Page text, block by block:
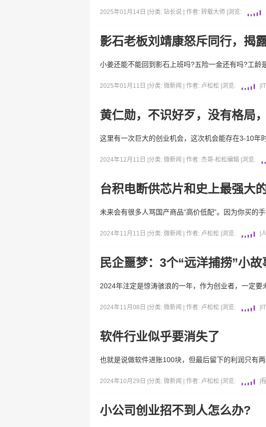
2025年01月14日 | 分类: 站长说 | 作者: 转载大师 浏览:
影石老板刘靖康怒斥同行，揭
小姜还能不能回到影石上班吗?五险一金还有吗?工龄
2025年01月11日 | 分类: 微新闻 | 作者: 卢松松 浏览:
黄仁勋，不识好歹，没有格局
这里有一次巨大的创业机会，这次机会能存在3-10年
2024年12月11日 | 分类: 微新闻 | 作者: 杰哥-松松编辑 浏览:
台积电断供芯片和史上最强大
未来会有很多人骂国产商品“高价低配”。因为你买的
2024年11月11日 | 分类: 微新闻 | 作者: 卢松松 浏览:
民企噩梦：3个“远洋捕捞”小故
2024年注定是惊涛骇浪的一年，作为创业者，一定要
2024年11月08日 | 分类: 微新闻 | 作者: 卢松松 浏览:
软件行业似乎要消失了
也就是说做软件进账100块，但最后留下的利润只有两
2024年10月29日 | 分类: 微新闻 | 作者: 卢松松 浏览:
小公司创业招不到人怎么办?